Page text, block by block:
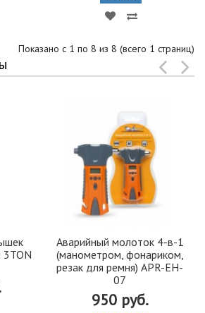
Показано с 1 по 8 из 8 (всего 1 страниц)
3TON
Аварийный молоток 4-в-1
(манометром, фонариком,
резак для ремня) APR-EH-
07
950 руб.